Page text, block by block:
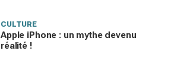
CULTURE
Apple iPhone : un mythe devenu
réalité !